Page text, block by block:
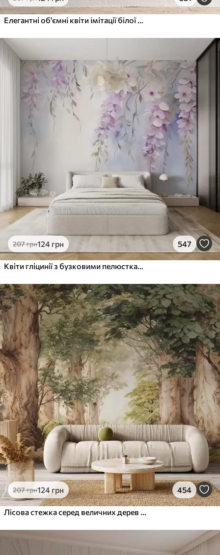
207грн124 грн 547
207грн124 грн 454